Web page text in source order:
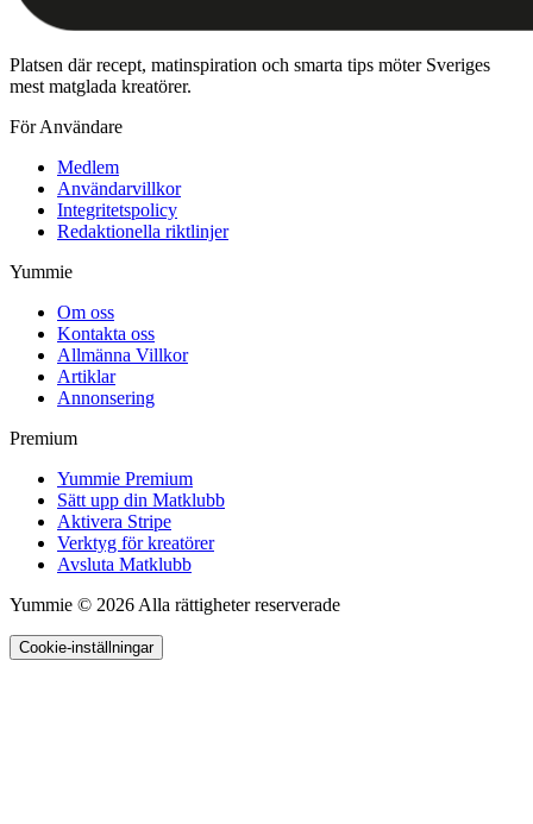
Platsen där recept, matinspiration och smarta tips möter Sveriges
mest matglada kreatörer.
För Användare
Medlem
Användarvillkor
Integritetspolicy
Redaktionella riktlinjer
Yummie
Om oss
Kontakta oss
Allmänna Villkor
Artiklar
Annonsering
Premium
Yummie Premium
Sätt upp din Matklubb
Aktivera Stripe
Verktyg för kreatörer
Avsluta Matklubb
Yummie © 2026 Alla rättigheter reserverade
Cookie-inställningar